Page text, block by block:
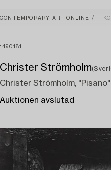
CONTEMPORARY ART ONLINE
1490181
Christer Strömholm
Christer Strömholm,
Auktionen avslutad